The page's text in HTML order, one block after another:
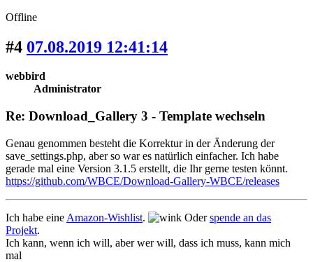
Offline
#4 07.08.2019 12:41:14
webbird
Administrator
Re: Download_Gallery 3 - Template wechseln
Genau genommen besteht die Korrektur in der Änderung der
save_settings.php, aber so war es natürlich einfacher. Ich habe
gerade mal eine Version 3.1.5 erstellt, die Ihr gerne testen könnt.
https://github.com/WBCE/Download-Gallery-WBCE/releases
Ich habe eine Amazon-Wishlist. Oderspende an das
Projekt.
Ich kann, wenn ich will, aber wer will, dass ich muss, kann mich
mal